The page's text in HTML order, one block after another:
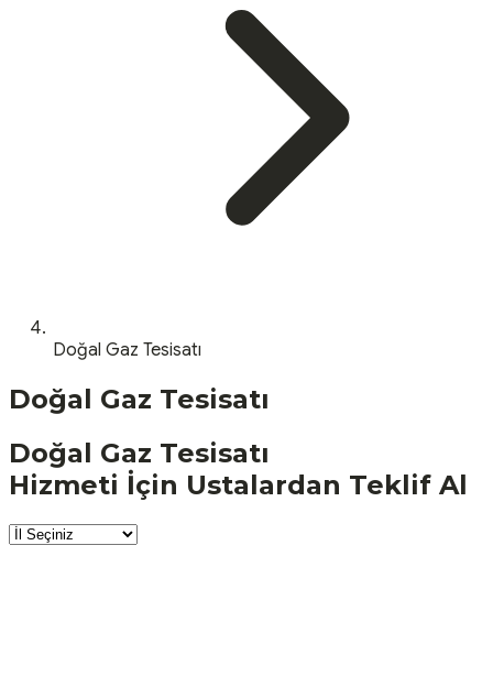
Doğal Gaz Tesisatı
Doğal Gaz Tesisatı
Doğal Gaz Tesisatı
Hizmeti İçin Ustalardan Teklif Al